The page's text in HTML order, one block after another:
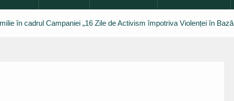
în cadrul Campaniei „16 Zile de Activism împotriva Violenței în